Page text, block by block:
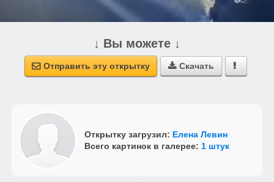
↓ Вы можете ↓
 Отправить эту открытку  Скачать 
Открытку загрузил: Елена Левин
Всего картинок в галерее: 1 штук